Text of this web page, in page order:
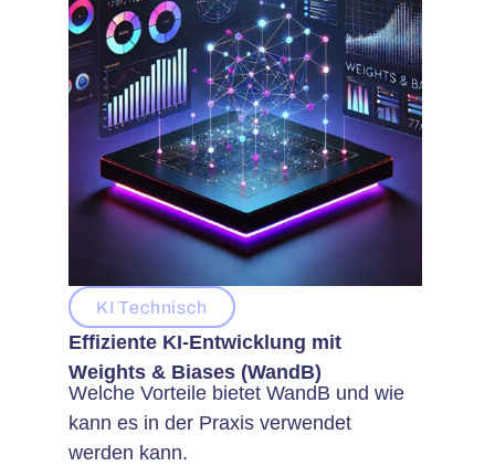
KI Technisch
Effiziente KI-Entwicklung mit
Weights & Biases (WandB)
Welche Vorteile bietet WandB und wie
kann es in der Praxis verwendet
werden kann.